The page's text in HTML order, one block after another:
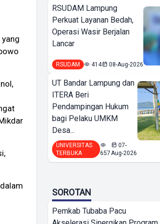
RSUDAM Lampung
Perkuat Layanan Bedah,
Operasi Wasir Berjalan
Lancar
RSUDAM 414 08-Aug-2026
UT Bandar Lampung dan
ITERA Beri
Pendampingan Hukum
bagi Pelaku UMKM
Desa...
UNIVERSITAS
TERBUKA
657
07-
Aug-2026
SOROTAN
Pemkab Tubaba Pacu